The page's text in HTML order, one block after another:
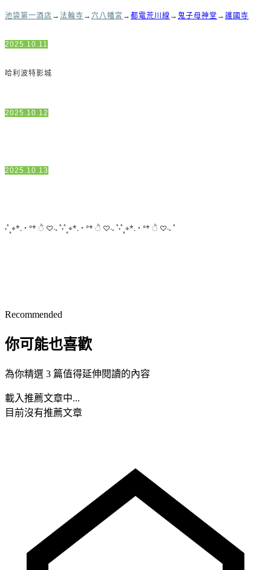
池袋第一酒店 → 法輪寺 → 穴八幡宮 → 都電荒川線 → 鬼子母神堂 → 護國寺
2025.10.11
哈利波特影城
2025.10.12
2025.10.13
˖˚˳⌖*.・°* ੈ ♡‧₊ ˚˖˚˳⌖*.・°* ੈ ♡‧₊ ˚˖˚˳⌖*.・°* ੈ ♡‧₊ ˚
Recommended
你可能也喜歡
為你精選 3 篇值得延伸閱讀的內容
載入推薦文章中...
目前沒有推薦文章